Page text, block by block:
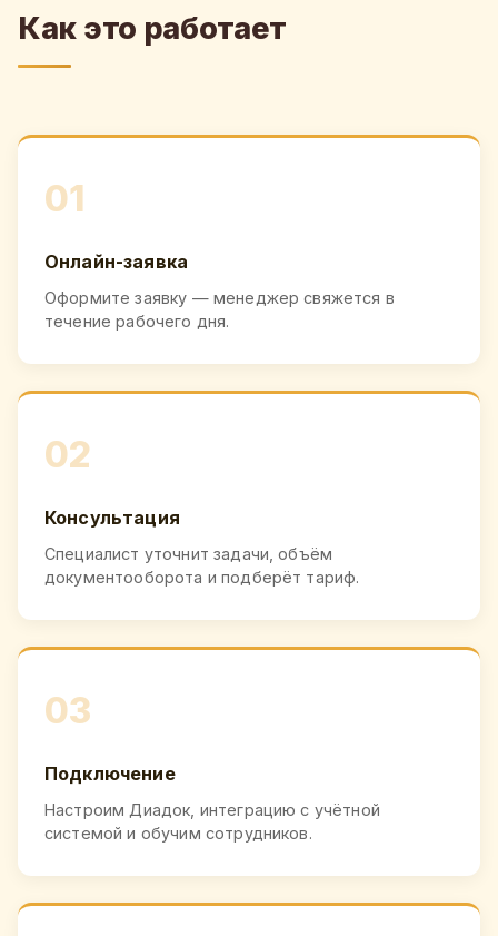
Как это работает
01
Онлайн-заявка
Оформите заявку — менеджер свяжется в
течение рабочего дня.
02
Консультация
Специалист уточнит задачи, объём
документооборота и подберёт тариф.
03
Подключение
Настроим Диадок, интеграцию с учётной
системой и обучим сотрудников.